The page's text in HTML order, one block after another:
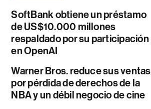
SoftBank obtiene un préstamo
de US$10.000 millones
respaldado por su participación
en OpenAI
Warner Bros. reduce sus ventas
por pérdida de derechos de la
NBA y un débil negocio de cine